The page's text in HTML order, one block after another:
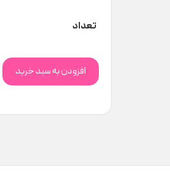
تعداد
افزودن به سبد خرید